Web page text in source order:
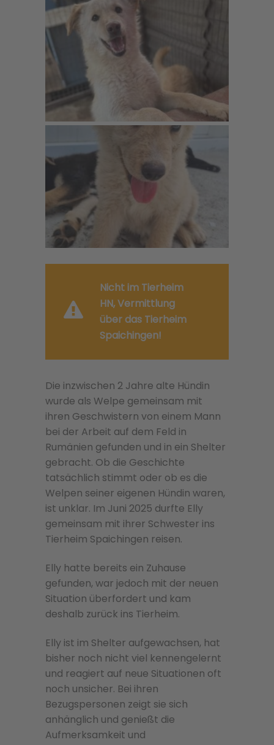
Nicht im Tierheim
HN, Vermittlung
über das Tierheim
Spaichingen!
Die inzwischen 2 Jahre alte Hündin
wurde als Welpe gemeinsam mit
ihren Geschwistern von einem Mann
bei der Arbeit auf dem Feld in
Rumänien gefunden und in ein Shelter
gebracht. Ob die Geschichte
tatsächlich stimmt oder ob es die
Welpen seiner eigenen Hündin waren,
ist unklar. Im Juni 2025 durfte Elly
gemeinsam mit ihrer Schwester ins
Tierheim Spaichingen reisen.
Elly hatte bereits ein Zuhause
gefunden, war jedoch mit der neuen
Situation überfordert und kam
deshalb zurück ins Tierheim.
Elly ist im Shelter aufgewachsen, hat
bisher noch nicht viel kennengelernt
und reagiert auf neue Situationen oft
noch unsicher. Bei ihren
Bezugspersonen zeigt sie sich
anhänglich und genießt die
Aufmerksamkeit und